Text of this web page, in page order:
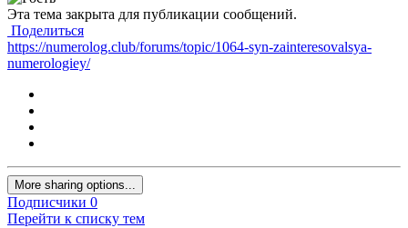
Эта тема закрыта для публикации сообщений.
Поделиться
https://numerolog.club/forums/topic/1064-syn-zainteresovalsya-
numerologiey/
More sharing options...
Подписчики 0
Перейти к списку тем